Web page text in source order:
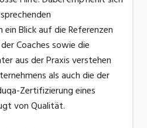
Blick auf die Referenzen
Coaches sowie die
aus der Praxis verstehen
als auch die der
Zertifizierung eines
von Qualität.